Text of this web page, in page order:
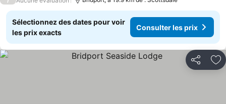
Sélectionnez des dates pour voir
les prix exacts
Consulter les prix
Partager